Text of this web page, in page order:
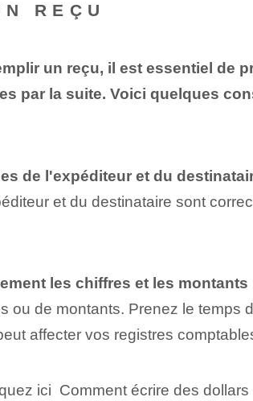
REÇU
un reçu, il est essentiel
par la suite. Voici quelques
de l'expéditeur et du
et du destinataire sont
les chiffres et les montants
ou de montants. Prenez le temps
affecter vos registres
ici Comment écrire des dollars